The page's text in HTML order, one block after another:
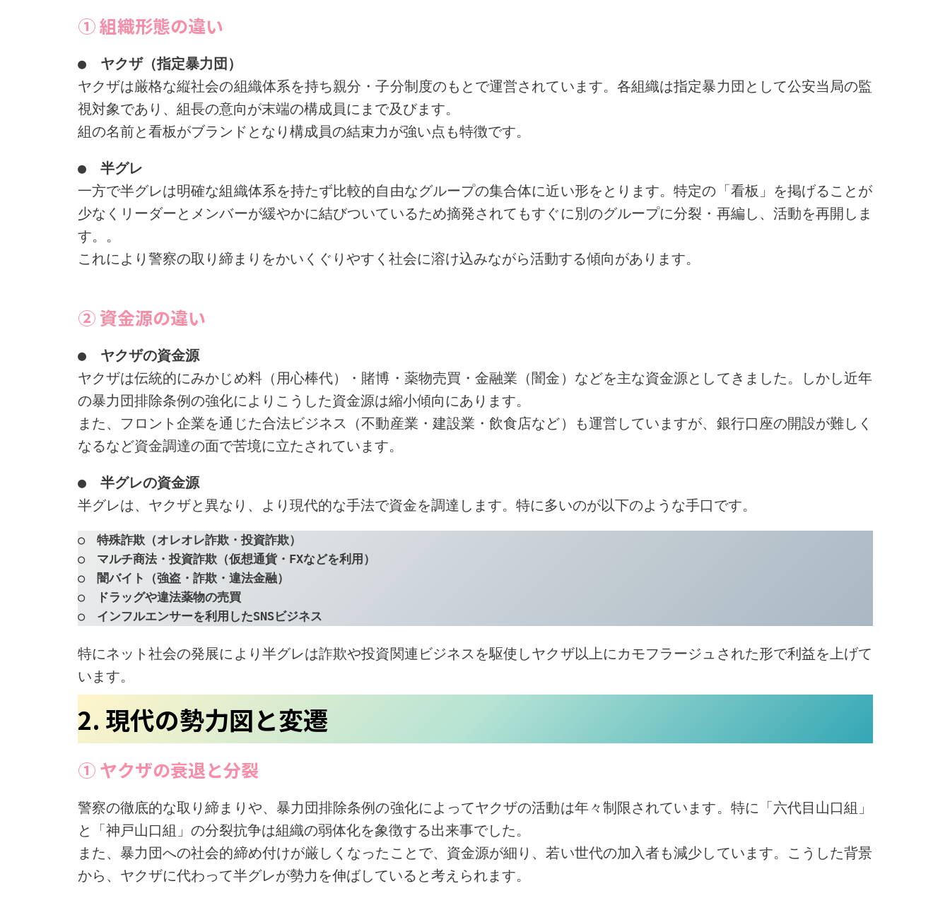
① 組織形態の違い
●　ヤクザ（指定暴力団）
ヤクザは厳格な縦社会の組織体系を持ち親分・子分制度のもとで運営されています。各組織は指定暴力団として公安当局の監
視対象であり、組長の意向が末端の構成員にまで及びます。
組の名前と看板がブランドとなり構成員の結束力が強い点も特徴です。
●　半グレ
一方で半グレは明確な組織体系を持たず比較的自由なグループの集合体に近い形をとります。特定の「看板」を掲げることが
少なくリーダーとメンバーが緩やかに結びついているため摘発されてもすぐに別のグループに分裂・再編し、活動を再開しま
す。。
これにより警察の取り締まりをかいくぐりやすく社会に溶け込みながら活動する傾向があります。
② 資金源の違い
●　ヤクザの資金源
ヤクザは伝統的にみかじめ料（用心棒代）・賭博・薬物売買・金融業（闇金）などを主な資金源としてきました。しかし近年
の暴力団排除条例の強化によりこうした資金源は縮小傾向にあります。
また、フロント企業を通じた合法ビジネス（不動産業・建設業・飲食店など）も運営していますが、銀行口座の開設が難しく
なるなど資金調達の面で苦境に立たされています。
●　半グレの資金源
半グレは、ヤクザと異なり、より現代的な手法で資金を調達します。特に多いのが以下のような手口です。
○　特殊詐欺（オレオレ詐欺・投資詐欺）
○　マルチ商法・投資詐欺（仮想通貨・FXなどを利用）
○　闇バイト（強盗・詐欺・違法金融）
○　ドラッグや違法薬物の売買
○　インフルエンサーを利用したSNSビジネス
特にネット社会の発展により半グレは詐欺や投資関連ビジネスを駆使しヤクザ以上にカモフラージュされた形で利益を上げて
います。
2. 現代の勢力図と変遷
① ヤクザの衰退と分裂
警察の徹底的な取り締まりや、暴力団排除条例の強化によってヤクザの活動は年々制限されています。特に「六代目山口組」
と「神戸山口組」の分裂抗争は組織の弱体化を象徴する出来事でした。
また、暴力団への社会的締め付けが厳しくなったことで、資金源が細り、若い世代の加入者も減少しています。こうした背景
から、ヤクザに代わって半グレが勢力を伸ばしていると考えられます。